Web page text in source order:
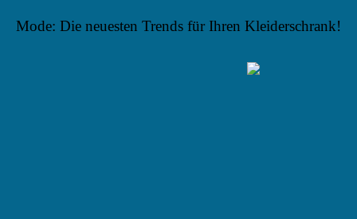
Mode: Die neuesten Trends für Ihren Kleiderschrank!